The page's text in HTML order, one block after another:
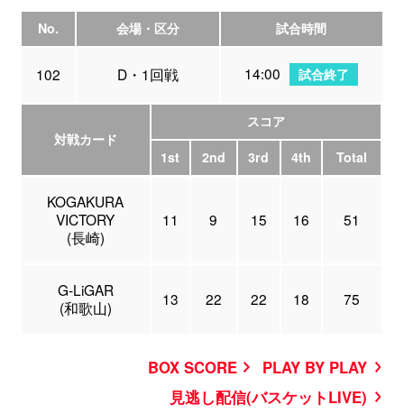
No. 会場・区分 試合時間
102 D・1回戦 14:00 試合終了
対戦カード
スコア
1st
2nd 3rd 4th Total
KOGAKURA
VICTORY
(長崎)
11 9 15 16 51
G-LiGAR
(和歌山)
13 22 22 18 75
BOX SCORE
PLAY BY PLAY
見逃し配信(バスケットLIVE)